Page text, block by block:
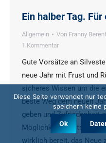
Ein halber Tag.
Allgemein Von Franny
1 Kommentar
Gute Vorsätze an
neue Jahr mit Frust und
sicheres Wissen um die
beste Weg dem neuen
geben und Zufriedenheit
Möglichkeiten – triff
wirklich bereit, das Neue
Diese Seite verwendet nur
speichern keine
Ok